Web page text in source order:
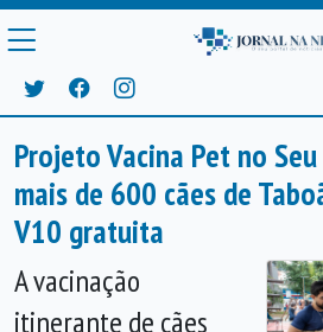
Projeto Vacina Pet no
mais de 600 cães de
V10 gratuita
A vacinação
itinerante de cães